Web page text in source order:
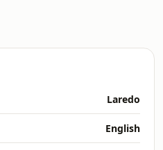
Laredo
English